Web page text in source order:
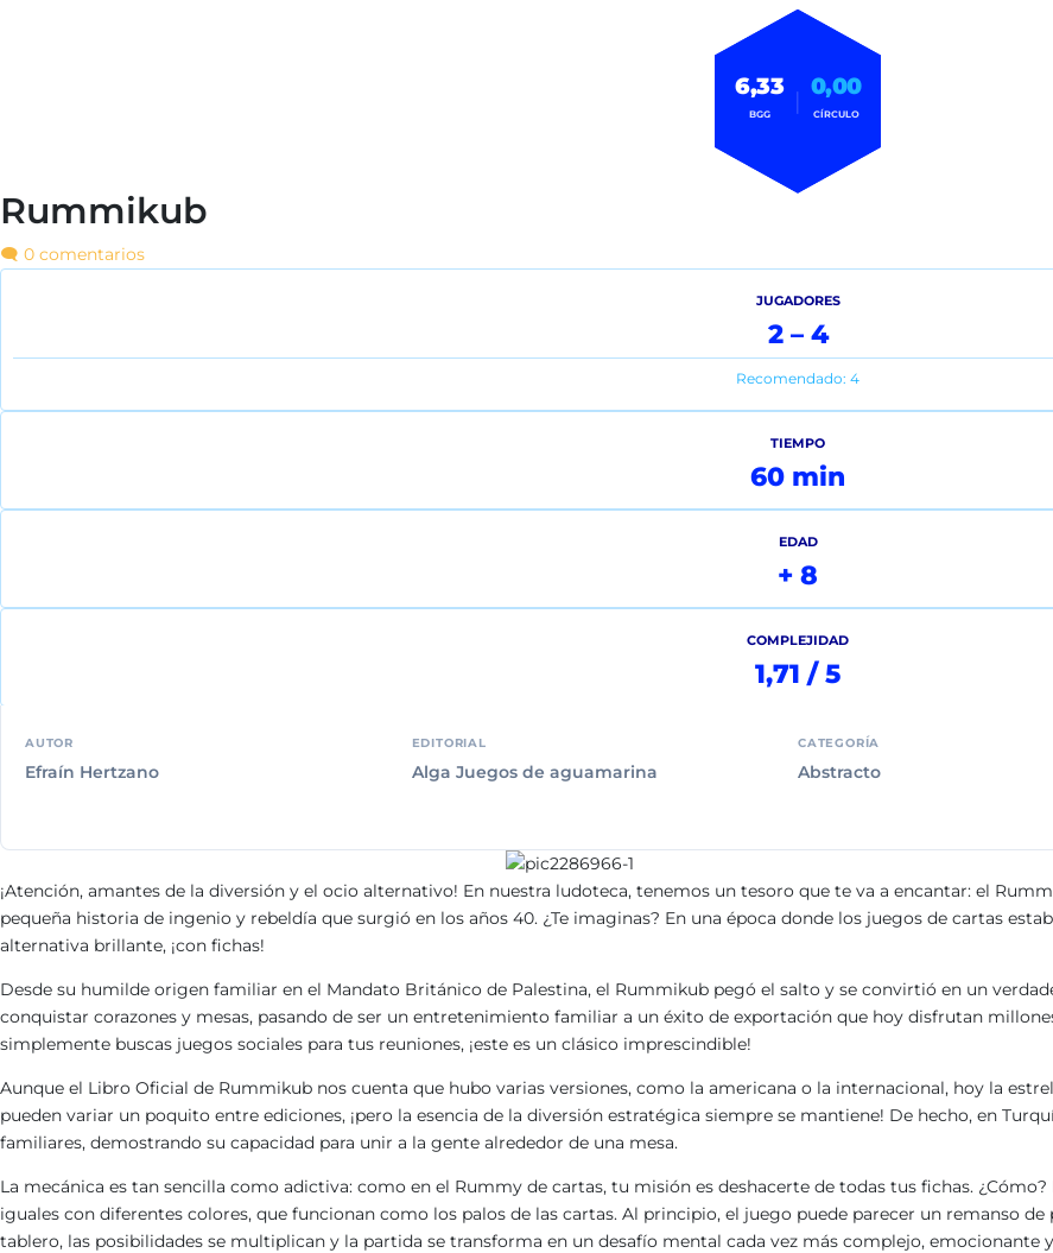
6,33
BGG |
0,00
CÍRCULO
Rummikub
🗨️ 0 comentarios
JUGADORES
2 – 4
Recomendado: 4
TIEMPO
60 min
EDAD
+ 8
COMPLEJIDAD
1,71 / 5
AUTOR
Efraín Hertzano
EDITORIAL
Alga Juegos de aguamarina
CATEGORÍA
Abstracto
¡Atención, amantes de la diversión y el ocio alternativo! En nuestra ludoteca, tenemos un tesoro que te va a encantar: el
pequeña historia de ingenio y rebeldía que surgió en los años 40. ¿Te imaginas? En una época donde los juegos de cartas
alternativa brillante, ¡con fichas!
Desde su humilde origen familiar en el Mandato Británico de Palestina, el Rummikub pegó el salto y se convirtió en un
conquistar corazones y mesas, pasando de ser un entretenimiento familiar a un éxito de exportación que hoy disfrutan
simplemente buscas juegos sociales para tus reuniones, ¡este es un clásico imprescindible!
Aunque el Libro Oficial de Rummikub nos cuenta que hubo varias versiones, como la americana o la internacional, hoy la
pueden variar un poquito entre ediciones, ¡pero la esencia de la diversión estratégica siempre se mantiene! De hecho, en
familiares, demostrando su capacidad para unir a la gente alrededor de una mesa.
La mecánica es tan sencilla como adictiva: como en el Rummy de cartas, tu misión es deshacerte de todas tus fichas.
iguales con diferentes colores, que funcionan como los palos de las cartas. Al principio, el juego puede parecer un remanso
tablero, las posibilidades se multiplican y la partida se transforma en un desafío mental cada vez más complejo,